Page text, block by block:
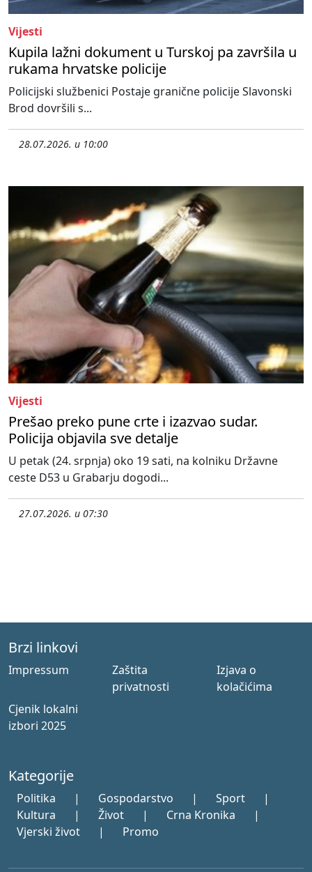
Vijesti
Kupila lažni dokument u Turskoj pa završila u
rukama hrvatske policije
Policijski službenici Postaje granične policije Slavonski
Brod dovršili s...
28.07.2026. u 10:00
Vijesti
Prešao preko pune crte i izazvao sudar.
Policija objavila sve detalje
U petak (24. srpnja) oko 19 sati, na kolniku Državne
ceste D53 u Grabarju dogodi...
27.07.2026. u 07:30
Brzi linkovi
Impressum
Zaštita
privatnosti
Izjava o
kolačićima
Cjenik lokalni
izbori 2025
Kategorije
Politika | Gospodarstvo | Sport
|
Kultura
| Život | Crna Kronika
|
Vjerski život
| Promo